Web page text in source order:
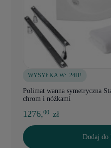
WYSYŁKA W: 24H!
Polimat wanna symetryczna
chrom i nóżkami
1276,00 zł
Dodaj do